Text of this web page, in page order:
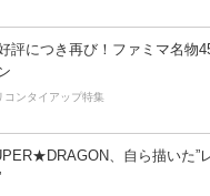
評につき再び！ファミマ名物
コンタイアップ特集
、自ら描いた”